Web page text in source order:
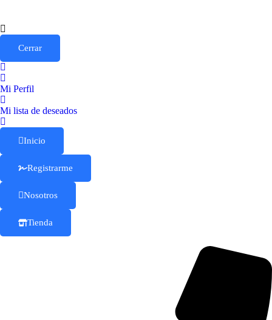
Cerrar
Mi Perfil
Mi lista de deseados
Inicio
Registrarme
Nosotros
Tienda